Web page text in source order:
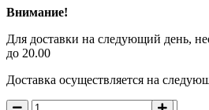
Внимание!
Для доставки на следующий день,
до 20.00
Доставка осуществляется на